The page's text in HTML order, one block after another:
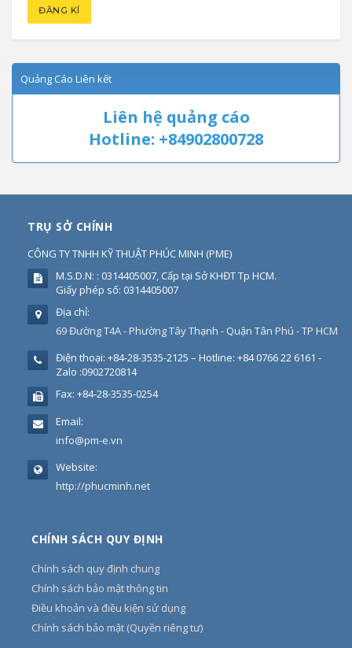
Quảng Cáo Liên kết
Liên hệ quảng cáo
Hotline: +84902800728
TRỤ SỞ CHÍNH
CÔNG TY TNHH KỸ THUẬT PHÚC MINH (PME)
M.S.D.N: : 0314405007, Cấp tại Sở KHĐT Tp HCM.
Giấy phép số: 0314405007
Địa chỉ:
69 Đường T4A - Phường Tây Thạnh - Quận Tân Phú - TP HCM
Điện thoại: +84-28-3535-2125 – Hotline: +84 0766 22 6161 -
Zalo :0902720814
Fax: +84-28-3535-0254
Email:
info@pm-e.vn
Website:
http://phucminh.net
CHÍNH SÁCH QUY ĐỊNH
Chính sách quy định chung
Chính sách bảo mật thông tin
Điều khoản và điều kiện sử dụng
Chính sách bảo mật (Quyền riêng tư)